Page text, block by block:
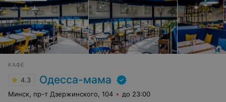
КАФЕ
4.3 Одесса-мама
Минск, пр-т Дзержинского, 104 до 23:00